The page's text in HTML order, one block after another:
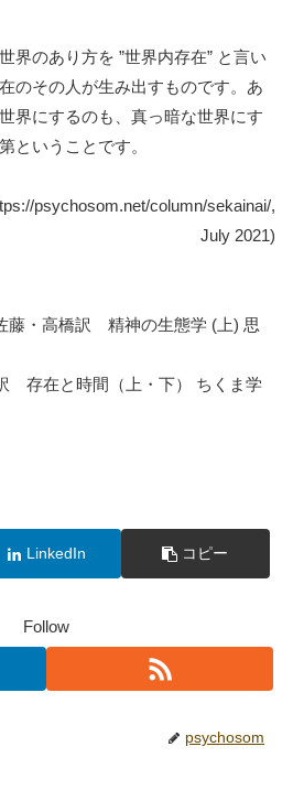
界のあり方を ”世界内存在” と言い
のその人が生み出すものです。あ
界にするのも、真っ暗な世界にす
ということです。
psychosom.net/column/sekainai/,
July 2021)
藤・高橋訳 精神の生態学 (上) 思
存在と時間（上・下） ちくま学
LinkedIn コピー
Follow
psychosom